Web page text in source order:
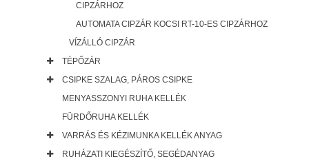
CIPZÁRHOZ
AUTOMATA CIPZÁR KOCSI RT-10-ES CIPZÁRHOZ
VÍZÁLLÓ CIPZÁR
TÉPŐZÁR
CSIPKE SZALAG, PÁROS CSIPKE
MENYASSZONYI RUHA KELLÉK
FÜRDŐRUHA KELLÉK
VARRÁS ÉS KÉZIMUNKA KELLÉK ANYAG
RUHÁZATI KIEGÉSZÍTŐ, SEGÉDANYAG